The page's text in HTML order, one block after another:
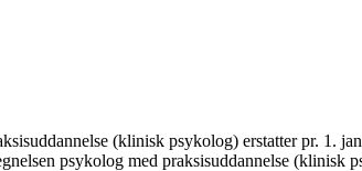
(klinisk psykolog) erstatter pr. 1.
psykolog med praksisuddannelse (klinisk